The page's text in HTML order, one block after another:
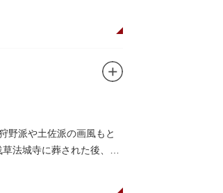
野派や土佐派の画風もと
法城寺に葬された後、墓